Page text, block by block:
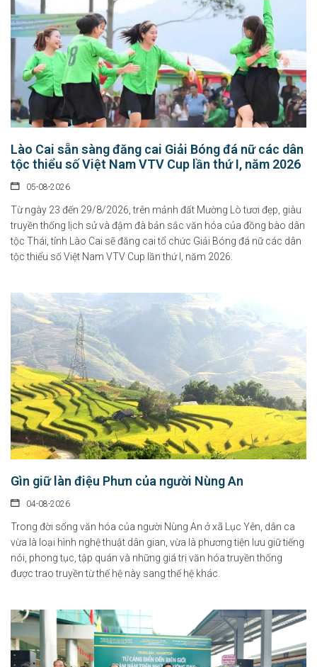
Lào Cai sẵn sàng đăng cai Giải Bóng đá nữ các dân
tộc thiểu số Việt Nam VTV Cup lần thứ I, năm 2026
05-08-2026
Từ ngày 23 đến 29/8/2026, trên mảnh đất Mường Lò tươi đẹp, giàu
truyền thống lịch sử và đậm đà bản sắc văn hóa của đồng bào dân
tộc Thái, tỉnh Lào Cai sẽ đăng cai tổ chức Giải Bóng đá nữ các dân
tộc thiểu số Việt Nam VTV Cup lần thứ I, năm 2026.
Gìn giữ làn điệu Phưn của người Nùng An
04-08-2026
Trong đời sống văn hóa của người Nùng An ở xã Lục Yên, dân ca
vừa là loại hình nghệ thuật dân gian, vừa là phương tiện lưu giữ tiếng
nói, phong tục, tập quán và những giá trị văn hóa truyền thống
được trao truyền từ thế hệ này sang thế hệ khác.
Chính sách hỗ trợ doanh nghiệp và thu hút đầu tư trong lĩnh vực
văn hóa số